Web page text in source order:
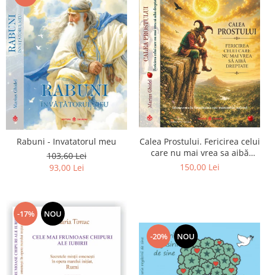
Rabuni - Invatatorul meu
103,60 Lei
93,00 Lei
Calea Prostului. Fericirea celui
care nu mai vrea sa aibă
dreptate - Intoarcerea la
150,00 Lei
-17% NOU
-20% NOU